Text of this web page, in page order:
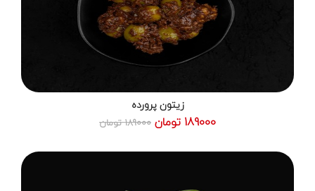
زیتون پرورده
189000 تومان 189000 تومان